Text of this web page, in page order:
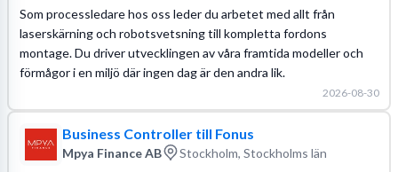
Som processledare hos oss leder du arbetet med allt från
laserskärning och robotsvetsning till kompletta fordons
montage. Du driver utvecklingen av våra framtida modeller och
förmågor i en miljö där ingen dag är den andra lik.
2026-08-30
Business Controller till Fonus
Mpya Finance AB Stockholm, Stockholms län